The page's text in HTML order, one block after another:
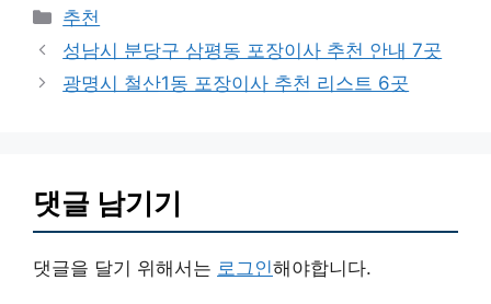
카
테
고
리
추천
성남시 분당구 삼평동 포장이사 추천 안내 7곳
광명시 철산1동 포장이사 추천 리스트 6곳
댓글 남기기
댓글을 달기 위해서는 로그인해야합니다.